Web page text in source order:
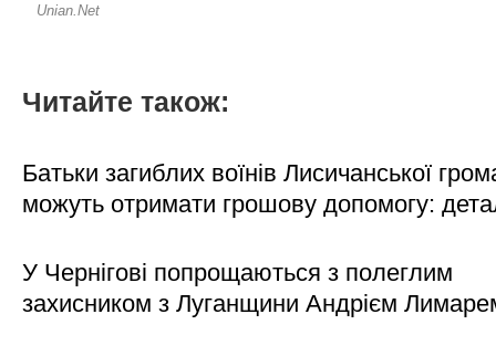
Читайте також:
Батьки загиблих воїнів Лисичанської
можуть отримати грошову допомогу:
У Чернігові попрощаються з полеглим
захисником з Луганщини Андрієм